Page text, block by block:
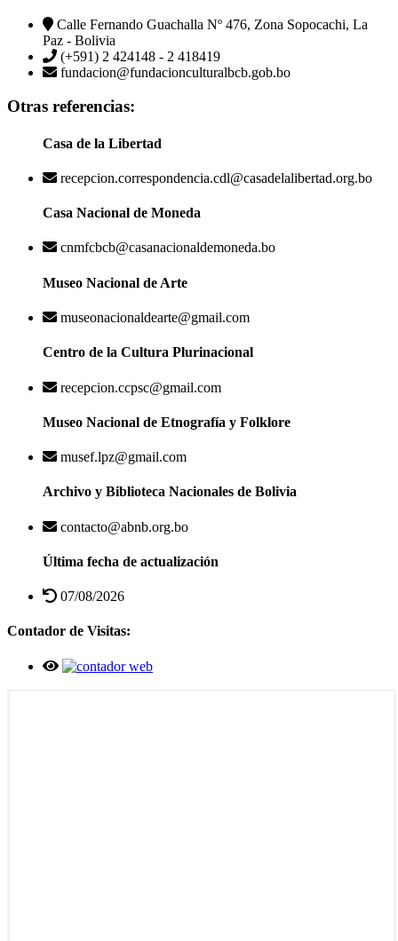
Calle Fernando Guachalla Nº 476, Zona Sopocachi, La
Paz - Bolivia
(+591) 2 424148 - 2 418419
fundacion@fundacionculturalbcb.gob.bo
Otras referencias:
Casa de la Libertad
recepcion.correspondencia.cdl@casadelalibertad.org.bo
Casa Nacional de Moneda
cnmfcbcb@casanacionaldemoneda.bo
Museo Nacional de Arte
museonacionaldearte@gmail.com
Centro de la Cultura Plurinacional
recepcion.ccpsc@gmail.com
Museo Nacional de Etnografía y Folklore
musef.lpz@gmail.com
Archivo y Biblioteca Nacionales de Bolivia
contacto@abnb.org.bo
Última fecha de actualización
07/08/2026
Contador de Visitas: